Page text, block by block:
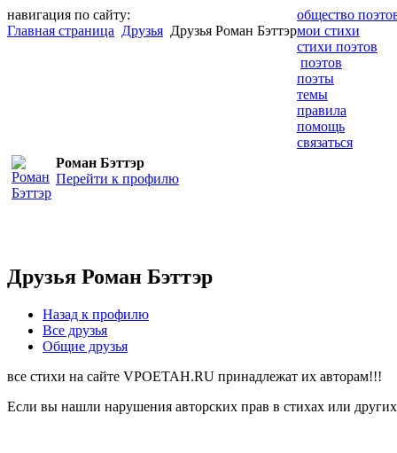
навигация по сайту:
Главная страница Друзья Друзья Роман Бэттэр
общество
мои стихи
стихи поэтов
поэтов
поэты
темы
правила
помощь
связаться
Роман Бэттэр
Перейти к профилю
Друзья Роман Бэттэр
Назад к профилю
Все друзья
Общие друзья
все стихи на сайте VPOETAH.RU принадлежат их авторам!!!
Если вы нашли нарушения авторских прав в стихах или